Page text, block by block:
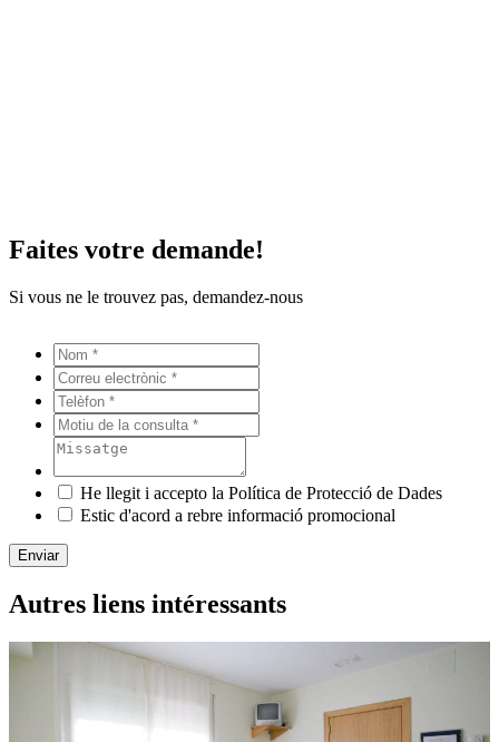
Faites votre demande!
Si vous ne le trouvez pas, demandez-nous
He llegit i accepto la Política de Protecció de Dades
Estic d'acord a rebre informació promocional
Enviar
Autres liens intéressants